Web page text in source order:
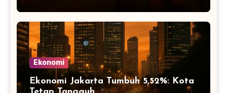
Ekonomi
Ekonomi Jakarta Tumbuh 5,52%: Kota